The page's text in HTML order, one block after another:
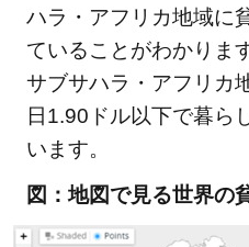
2
ア
フ
リ
カ
の
貧
困
ハラ・アフリカ地域に
ていることがわかりま
サブサハラ・アフリカ
日1.90ドル以下で暮ら
います。
図：地図で見る世界の